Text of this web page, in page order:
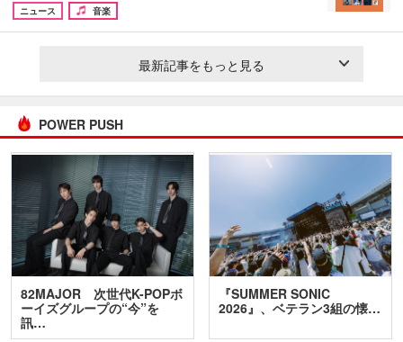
ニュース
音楽
最新記事をもっと見る
POWER PUSH
82MAJOR 次世代K-POPボ
ーイズグループの“今”を
訊…
『SUMMER SONIC
2026』、ベテラン3組の懐…